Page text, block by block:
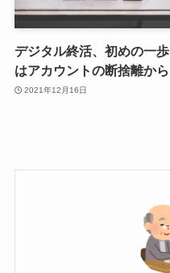
デジタル終活、初めの一歩
はアカウントの断捨離から
2021年12月16日